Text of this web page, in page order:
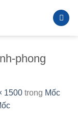
phong
1500 trong Mốc